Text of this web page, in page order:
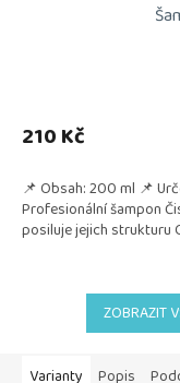
210 Kč
📌 Obsah: 200 ml 📌
Profesionální šampon
posiluje jejich strukturu
ZOBRAZIT
Varianty Popis